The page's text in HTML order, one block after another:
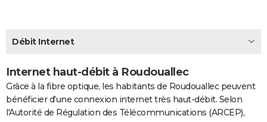
GUIDES D'ACHAT
CARTE DE VOEUX
Carte de Noël
Carte Bonne année
Carte Saint-Valentin
Carte Pâques
Carte d'anniversaire
DICTIONNAIRE
Débit Internet
Internet haut-débit à Roudouallec
Grâce à la fibre optique, les habitants de Roudouallec peuvent
bénéficier d'une connexion internet très haut-débit. Selon
l'Autorité de Régulation des Télécommunications (ARCEP),